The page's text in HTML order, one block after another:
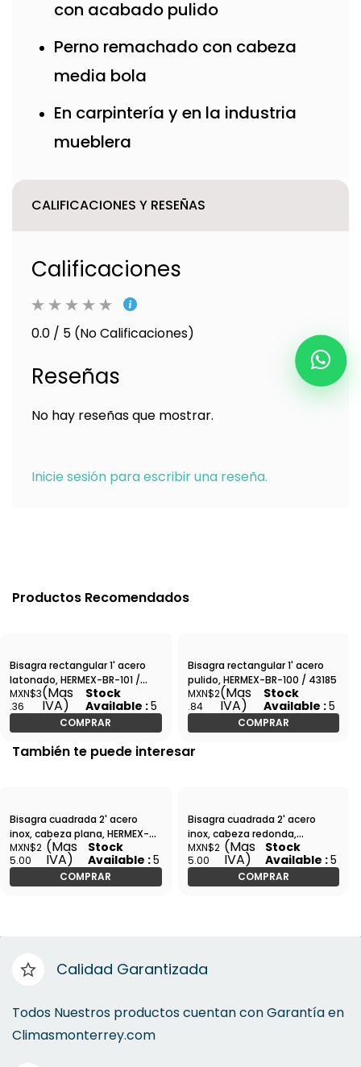
con acabado pulido
Perno remachado con cabeza
media bola
En carpintería y en la industria
mueblera
CALIFICACIONES Y RESEÑAS
Calificaciones
0.0 / 5 (No Calificaciones)
Reseñas
No hay reseñas que mostrar.
Inicie sesión para escribir una reseña.
Productos Recomendados
Bisagra rectangular 1' acero
latonado, HERMEX-BR-101 /
43192
MXN$3
.36
(Mas
IVA)
Stock
Available :5
COMPRAR
Bisagra rectangular 1' acero
pulido, HERMEX-BR-100 / 43185
MXN$2
.84
(Mas
IVA)
Stock
Available :5
COMPRAR
También te puede interesar
Bisagra cuadrada 2' acero
inox, cabeza plana, HERMEX-
BC-204P / 43225
MXN$2
5.00
(Mas
IVA)
Stock
Available :5
COMPRAR
Bisagra cuadrada 2' acero
inox, cabeza redonda,
HERMEX-BC-204R / 43220
MXN$2
5.00
(Mas
IVA)
Stock
Available :5
COMPRAR
Calidad Garantizada
Todos Nuestros productos cuentan con Garantía en
Climasmonterrey.com